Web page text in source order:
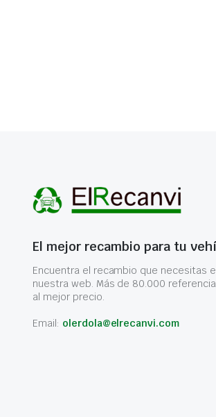
El mejor recambio para tu
Encuentra el recambio que necesitas
nuestra web. Más de 80.000
al mejor precio.
Email: olerdola@elrecanvi.com